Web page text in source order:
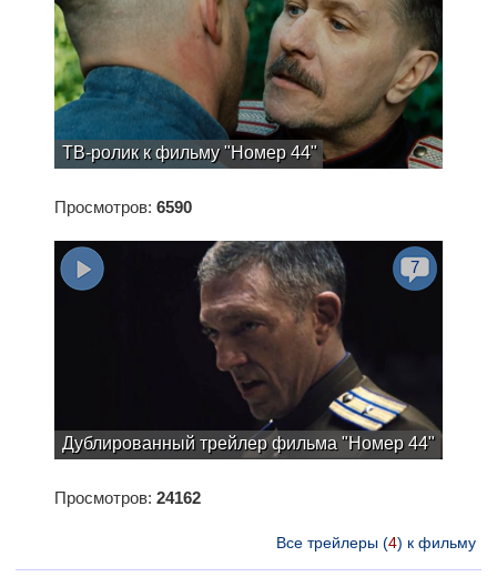
ТВ-ролик к фильму "Номер 44"
Просмотров: 6590
Дублированный трейлер фильма "Номер 44"
7
Просмотров: 24162
Все трейлеры (4) к фильму